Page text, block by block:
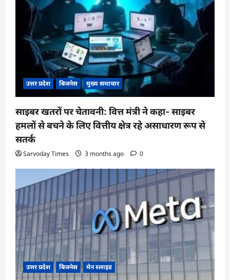
उत्तर प्रदेश बिजनेस मुख्य समाचार
साइबर खतरों पर चेतावनी: वित्त मंत्री ने कहा- साइबर
हमलों से बचने के लिए वित्तीय क्षेत्र रहे असाधारण रूप से
सतर्क
Sarvoday Times 3 months ago 0
उत्तर प्रदेश बिजनेस मेन स्लाइड